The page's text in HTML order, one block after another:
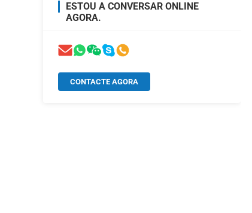
ESTOU A CONVERSAR ONLINE
AGORA.
CONTACTE AGORA